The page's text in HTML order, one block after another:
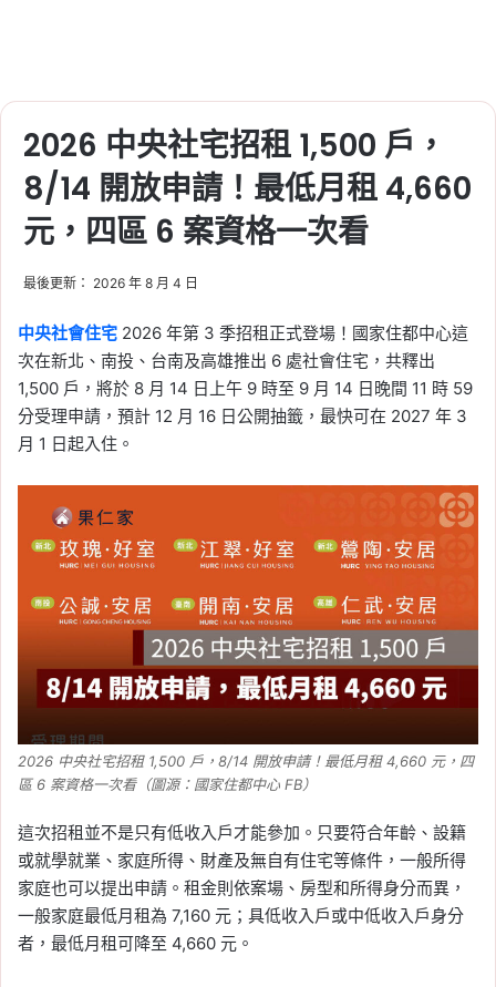
2026 中央社宅招租 1,500 戶，
8/14 開放申請！最低月租 4,660
元，四區 6 案資格一次看
最後更新： 2026 年 8 月 4 日
中央社會住宅 2026 年第 3 季招租正式登場！國家住都中心這
次在新北、南投、台南及高雄推出 6 處社會住宅，共釋出
1,500 戶，將於 8 月 14 日上午 9 時至 9 月 14 日晚間 11 時 59
分受理申請，預計 12 月 16 日公開抽籤，最快可在 2027 年 3
月 1 日起入住。
2026 中央社宅招租 1,500 戶，8/14 開放申請！最低月租 4,660 元，四
區 6 案資格一次看（圖源：國家住都中心 FB）
這次招租並不是只有低收入戶才能參加。只要符合年齡、設籍
或就學就業、家庭所得、財產及無自有住宅等條件，一般所得
家庭也可以提出申請。租金則依案場、房型和所得身分而異，
一般家庭最低月租為 7,160 元；具低收入戶或中低收入戶身分
者，最低月租可降至 4,660 元。